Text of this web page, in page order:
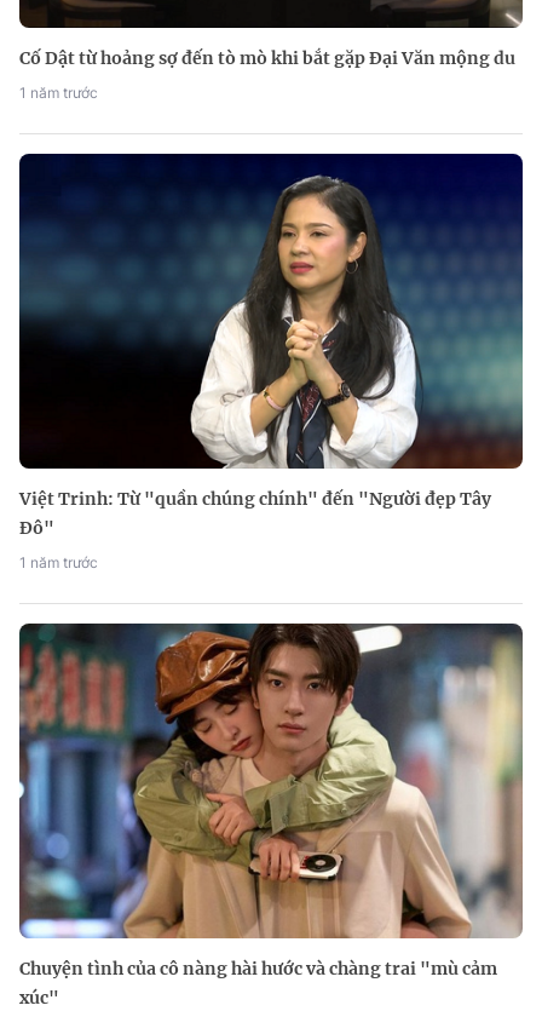
Cố Dật từ hoảng sợ đến tò mò khi bắt gặp Đại Văn mộng du
1 năm trước
Việt Trinh: Từ "quần chúng chính" đến "Người đẹp Tây
Đô"
1 năm trước
Chuyện tình của cô nàng hài hước và chàng trai "mù cảm
xúc"